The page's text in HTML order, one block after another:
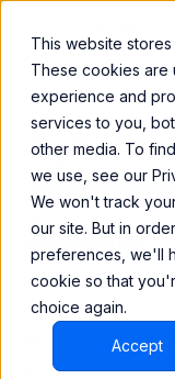
This website
These cookies are
experience and
services to you,
other media. To
we use, see our
We won't track
our site. But in
preferences, we'll
cookie so that
choice again.
Accept
Bubble
BEEM vous
données à